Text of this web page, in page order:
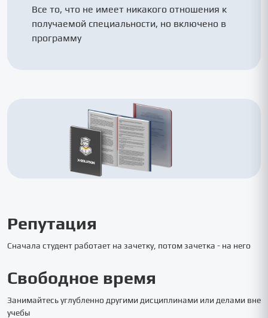
Все то, что не имеет никакого отношения к
получаемой специальности, но включено в
программу
Репутация
Сначала студент работает на зачетку, потом зачетка - на него
Свободное время
Занимайтесь углубленно другими дисциплинами или делами вне
учебы